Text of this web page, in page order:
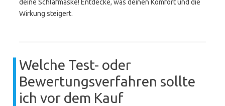
deine Schlafmaske! Entdecke, was deinen Komfort und die
Wirkung steigert.
Welche Test- oder
Bewertungsverfahren sollte
ich vor dem Kauf